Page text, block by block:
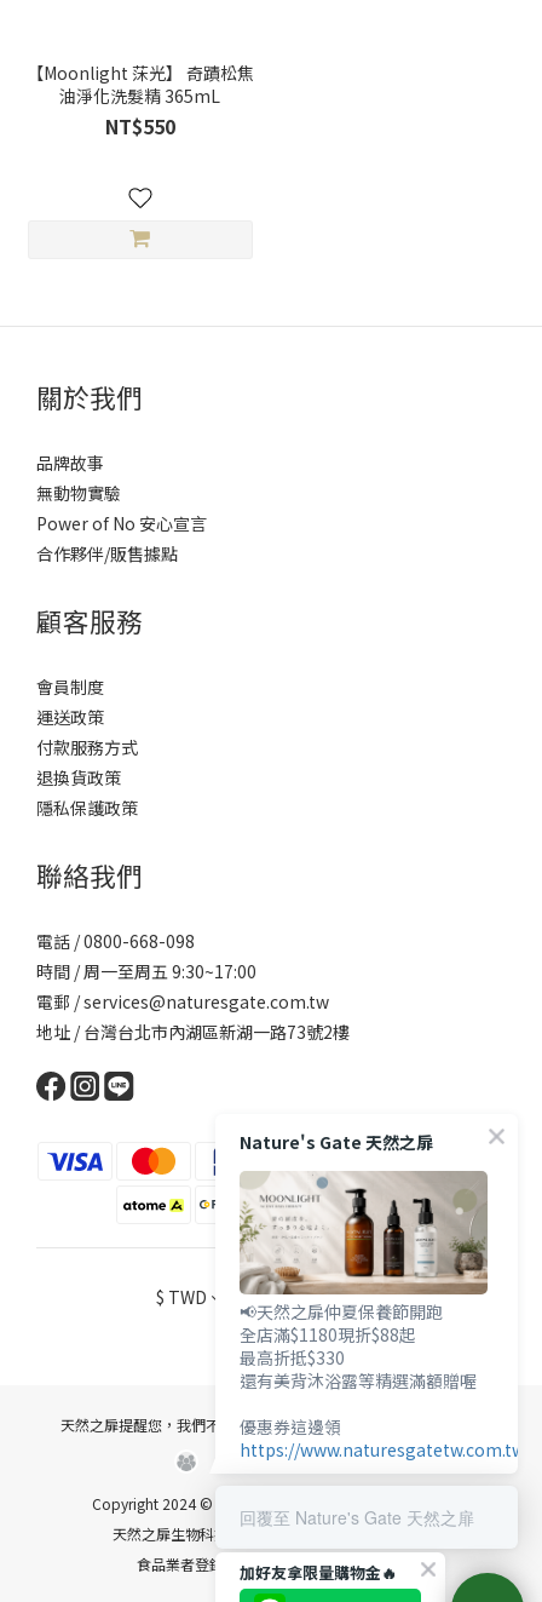
【Moonlight 莯光】 奇蹟松焦
油淨化洗髮精 365mL
NT$550
關於我們
品牌故事
無動物實驗
Power of No 安心宣言
合作夥伴/販售據點
顧客服務
會員制度
運送政策
付款服務方式
退換貨政策
隱私保護政策
聯絡我們
電話 / 0800-668-098
時間 / 周一至周五 9:30~17:00
電郵 / services@naturesgate.com.tw
地址 / 台灣台北市內湖區新湖一路73號2樓
$ TWD 繁體中文
天然之扉提醒您，我們不會以電話或簡訊方式通知變更付款方式。
Copyright 2024 © 匯總實業有限公司 統編：30954622
天然之扉生物科技股份有限公司 統編：27727574
食品業者登錄字號 A-130954622-00000-9
Nature's Gate 天然之扉
📢天然之扉仲夏保養節開跑
全店滿$1180現折$88起
最高折抵$330
還有美背沐浴露等精選滿額贈喔
優惠券這邊領
https://www.naturesgatetw.com.tw/
回覆至 Nature's Gate 天然之扉
加好友拿限量購物金🔥